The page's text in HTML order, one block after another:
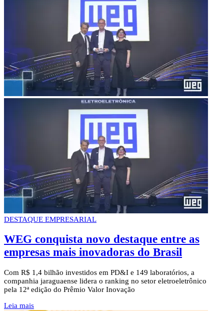
DESTAQUE EMPRESARIAL
WEG conquista novo destaque entre as
empresas mais inovadoras do Brasil
Com R$ 1,4 bilhão investidos em PD&I e 149 laboratórios, a
companhia jaraguaense lidera o ranking no setor eletroeletrônico
pela 12ª edição do Prêmio Valor Inovação
Leia mais